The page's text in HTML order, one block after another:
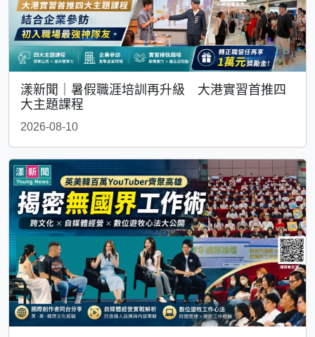
漾新聞｜暑假職涯培訓再升級 大港實習首推四
大主題課程
2026-08-10